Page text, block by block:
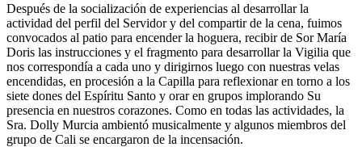
Después de la socialización de experiencias al desarrollar la
actividad del perfil del Servidor y del compartir de la cena, fuimos
convocados al patio para encender la hoguera, recibir de Sor María
Doris las instrucciones y el fragmento para desarrollar la Vigilia que
nos correspondía a cada uno y dirigirnos luego con nuestras velas
encendidas, en procesión a la Capilla para reflexionar en torno a los
siete dones del Espíritu Santo y orar en grupos implorando Su
presencia en nuestros corazones. Como en todas las actividades, la
Sra. Dolly Murcia ambientó musicalmente y algunos miembros del
grupo de Cali se encargaron de la incensación.